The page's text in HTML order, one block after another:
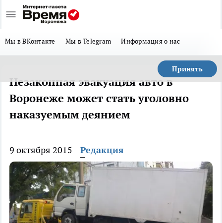
Мы в ВКонтакте Мы в Telegram Информация о нас
Принять
Незаконная эвакуация авто в
Воронеже может стать уголовно
наказуемым деянием
9 октября 2015 Редакция